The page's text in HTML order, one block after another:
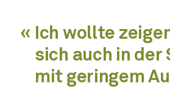
Ich wollte
sich auch in der
mit geringem